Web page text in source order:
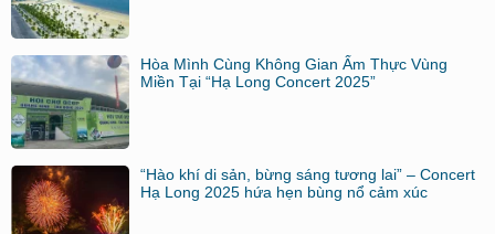
Hòa Mình Cùng Không Gian Ẩm Thực Vùng
Miền Tại “Hạ Long Concert 2025”
“Hào khí di sản, bừng sáng tương lai” – Concert
Hạ Long 2025 hứa hẹn bùng nổ cảm xúc